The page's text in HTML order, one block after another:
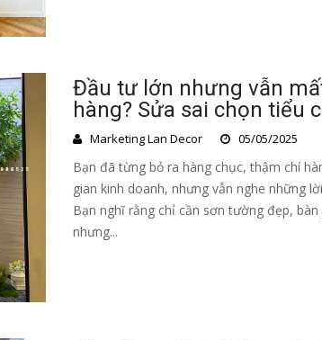
Đầu tư lớn nhưng vẫn
hàng? Sửa sai chọn tiểu
Marketing Lan Decor 05/05/2025
Bạn đã từng bỏ ra hàng chục, thậm chí
gian kinh doanh, nhưng vẫn nghe những
Bạn nghĩ rằng chỉ cần sơn tường đẹp,
nhưng...